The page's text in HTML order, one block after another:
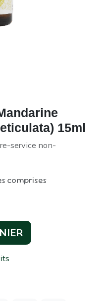
15ml
service non-
comprises